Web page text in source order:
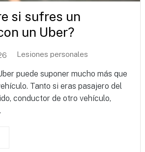
si sufres un
un Uber?
Lesiones personales
puede suponer mucho más que
Tanto si eras pasajero del
conductor de otro vehículo,